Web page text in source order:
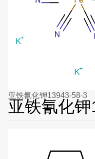
亚铁氰化钾13943-58-3
亚铁氰化